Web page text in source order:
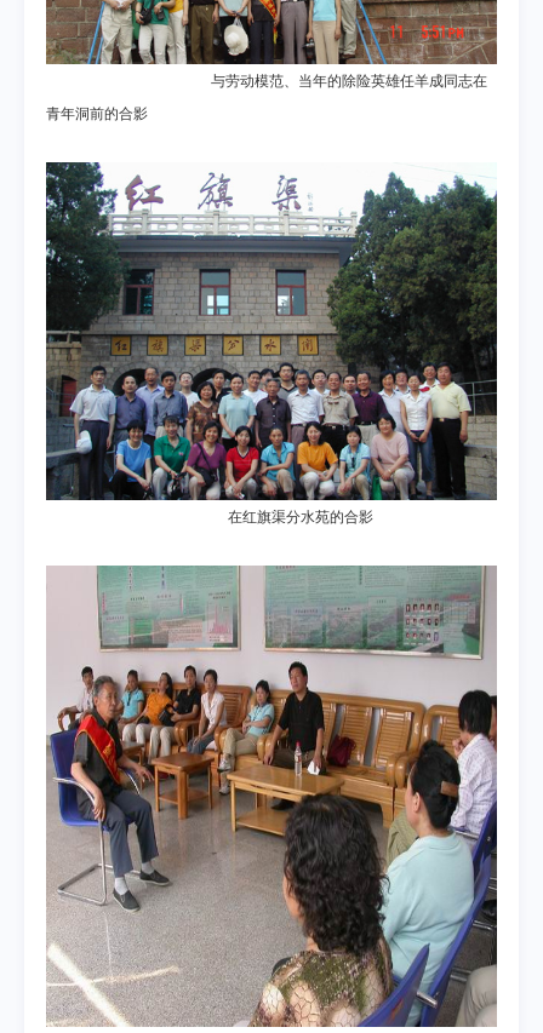
与劳动模范、当年的除险英雄任羊成同志在
青年洞前的合影
在红旗渠分水苑的合影